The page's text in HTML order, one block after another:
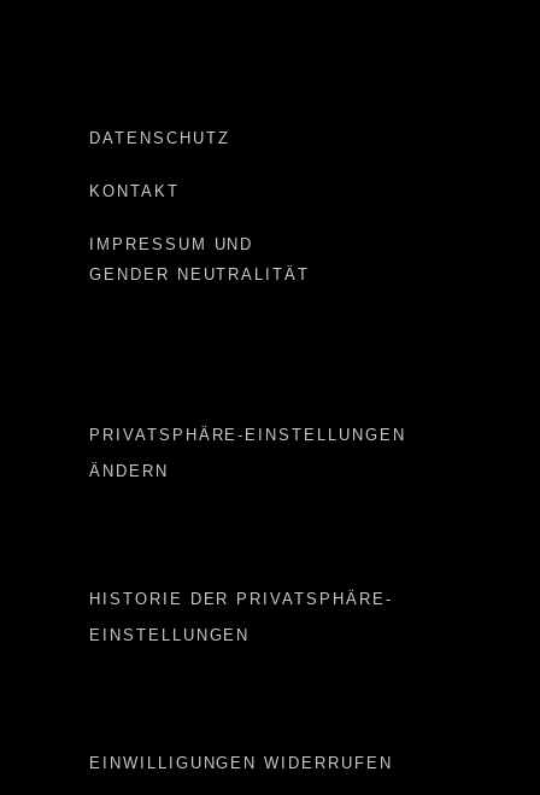
DATENSCHUTZ
KONTAKT
IMPRESSUM UND
GENDER NEUTRALITÄT
PRIVATSPHÄRE-EINSTELLUNGEN
ÄNDERN
HISTORIE DER PRIVATSPHÄRE-
EINSTELLUNGEN
EINWILLIGUNGEN WIDERRUFEN